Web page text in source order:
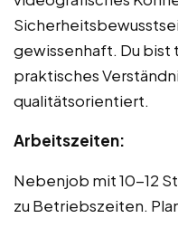
gewissenhaft. Du bist
praktisches
qualitätsorientiert.
Arbeitszeiten:
Nebenjob mit 10-12
zu Betriebszeiten.